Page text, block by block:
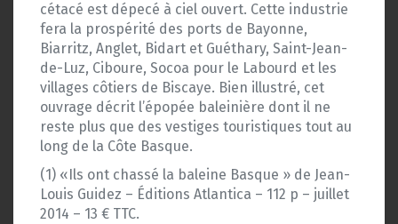
cétacé est dépecé à ciel ouvert. Cette industrie
fera la prospérité des ports de Bayonne,
Biarritz, Anglet, Bidart et Guéthary, Saint-Jean-
de-Luz, Ciboure, Socoa pour le Labourd et les
villages côtiers de Biscaye. Bien illustré, cet
ouvrage décrit l’épopée baleinière dont il ne
reste plus que des vestiges touristiques tout au
long de la Côte Basque.
(1) «Ils ont chassé la baleine Basque » de Jean-
Louis Guidez – Éditions Atlantica – 112 p – juillet
2014 – 13 € TTC.